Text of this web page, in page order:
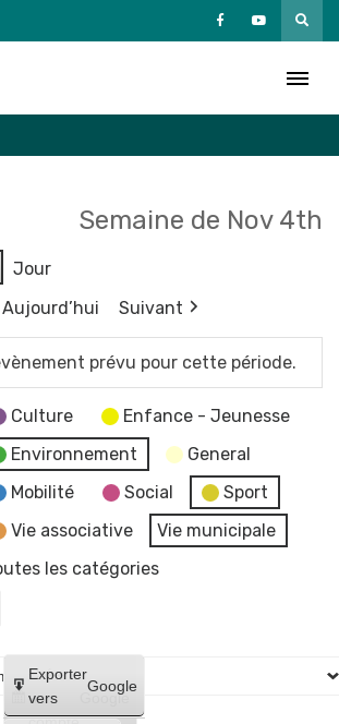
Semaine de Nov 4th
Jour
Aujourd’hui Suivant
prévu pour cette période.
Culture
Enfance - Jeunesse
Environnement
General
Mobilité
Social
Sport
Vie associative
Vie municipale
les catégories
Créer
un
Google
Exporter
vers
Google